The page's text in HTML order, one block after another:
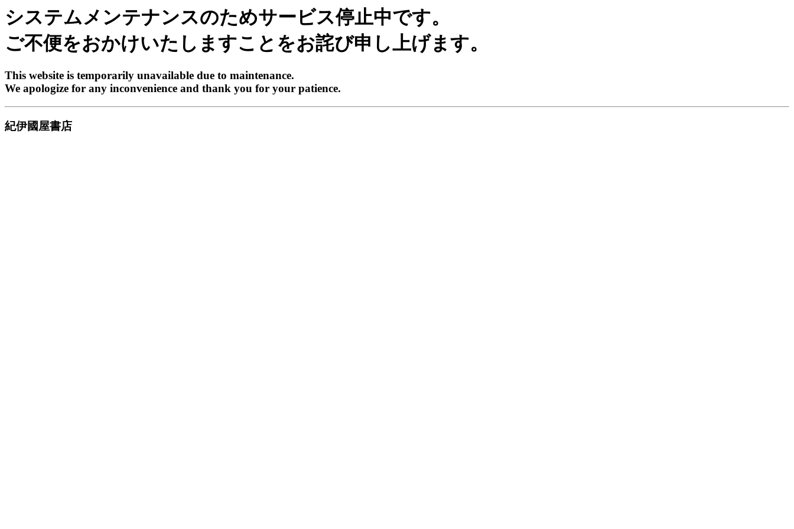
システムメンテナンスのためサービス停止中です。
ご不便をおかけいたしますことをお詫び申し上げます。
This website is temporarily unavailable due to maintenance.
We apologize for any inconvenience and thank you for your patience.
紀伊國屋書店